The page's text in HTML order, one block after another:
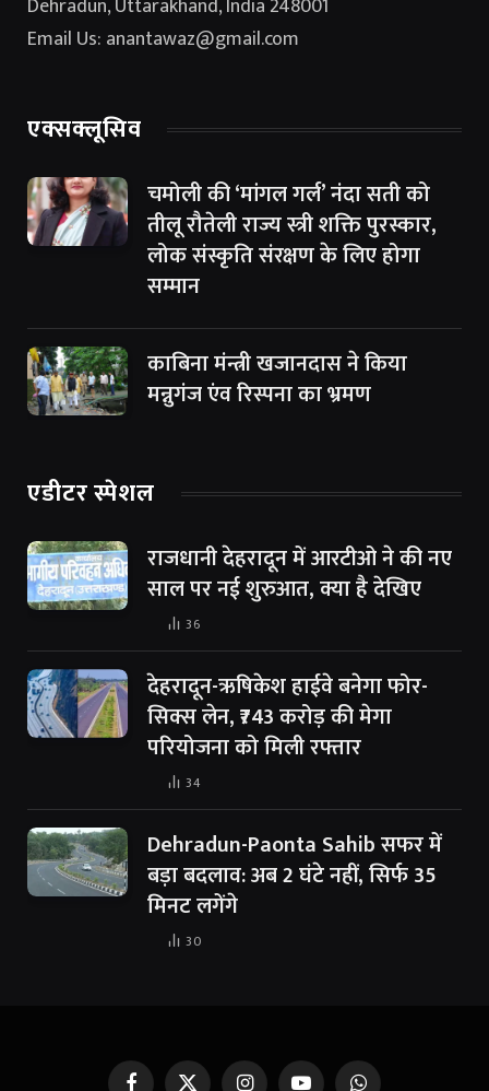
Email Us: anantawaz@gmail.com
एक्सक्लूसिव
चमोली की ‘मांगल गर्ल’ नंदा सती को
तीलू रौतेली राज्य स्त्री शक्ति पुरस्कार,
लोक संस्कृति संरक्षण के लिए होगा
सम्मान
काबिना मंन्त्री खजानदास ने किया
मन्नुगंज एंव रिस्पना का भ्रमण
एडीटर स्पेशल
राजधानी देहरादून में आरटीओ ने की नए
साल पर नई शुरुआत, क्या है देखिए
36
देहरादून-ऋषिकेश हाईवे बनेगा फोर-
सिक्स लेन, ₹743 करोड़ की मेगा
परियोजना को मिली रफ्तार
34
Dehradun-Paonta Sahib सफर में
बड़ा बदलाव: अब 2 घंटे नहीं, सिर्फ 35
मिनट लगेंगे
30